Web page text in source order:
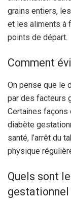
grains entiers,
et les aliments à
points de départ.
Comment
On pense que le
par des facteurs
Certaines façons
diabète
santé, l’arrêt du
physique
Quels sont
gestationnel